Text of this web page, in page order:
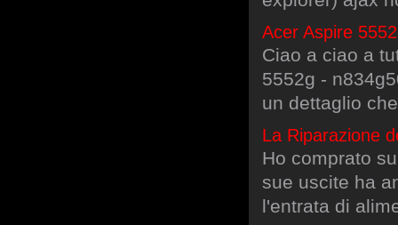
Acer Aspire
Ciao a ciao a
5552g -
un dettaglio
La Riparazione
Ho comprato
sue uscite ha
l'entrata di